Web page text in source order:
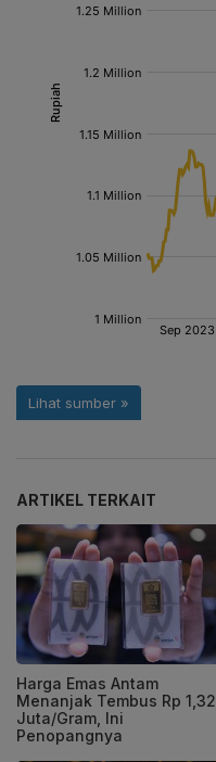
ARTIKEL TERKAIT
Harga Emas Antam
Menanjak Tembus Rp 1,32
Juta/Gram, Ini
Penopangnya